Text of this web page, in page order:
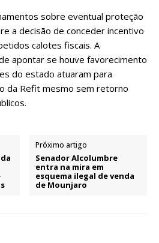
sobre eventual proteção
a decisão de conceder incentivo
calotes fiscais. A
apontar se houve favorecimento
do estado atuaram para
da Refit mesmo sem retorno
Próximo artigo
Senador Alcolumbre
entra na mira em
esquema ilegal de venda
de Mounjaro